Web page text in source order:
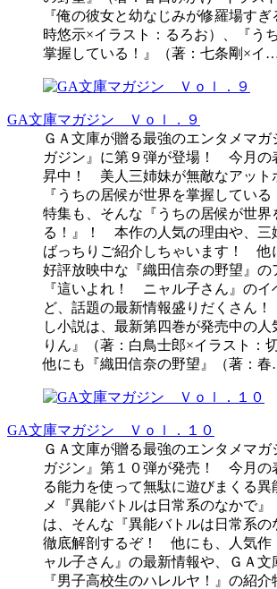
『俺の彼女と幼なじみが修羅場す
時悠示×イラスト：るろお）、『う
掌握している！』（著：七条剛×イ
GA文庫マガジン Ｖｏｌ．９
ＧＡ文庫が贈る最強のエンタメマガ
ガジン』に第９弾が登場！ 今月の
昇中！ 美人三姉妹が無敵なアット
『うちの居候が世界を掌握してい
特集も、そんな『うちの居候が世界
る！』！ 本作の人気の理由や、三
ばっちりご紹介しちゃいます！ 他
好評放映中な『織田信奈の野望』の
『這いよれ！ ニャル子さん』のイ
ど、話題の最新情報盛りだくさん
し小説は、最新第四巻が発売中の人
りん』（著：白鳥士郎×イラスト：
他にも『織田信奈の野望』（著：
GA文庫マガジン Ｖｏｌ．１０
ＧＡ文庫が贈る最強のエンタメマガ
ガジン』第１０弾が発売！ 今月の
る能力を使って無駄に遊びまくる異
メ『異能バトルは日常系のなかで
は、そんな『異能バトルは日常系の
徹底解剖するぞ！ 他にも、人気
ャル子さん』の最新情報や、ＧＡ
『男子高校生のハレルヤ！』の紹